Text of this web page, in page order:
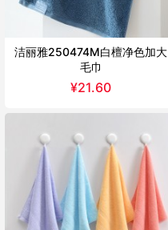
洁丽雅250474M白檀净色加大
毛巾
¥21.60